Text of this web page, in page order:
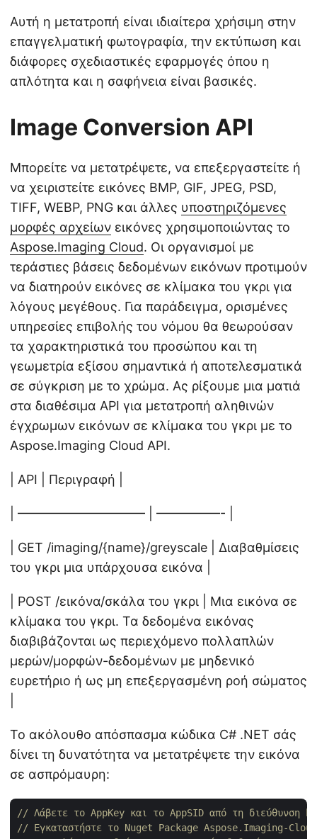
Αυτή η μετατροπή είναι ιδιαίτερα χρήσιμη στην
επαγγελματική φωτογραφία, την εκτύπωση και
διάφορες σχεδιαστικές εφαρμογές όπου η
απλότητα και η σαφήνεια είναι βασικές.
Image Conversion API
Μπορείτε να μετατρέψετε, να επεξεργαστείτε ή
να χειριστείτε εικόνες BMP, GIF, JPEG, PSD,
TIFF, WEBP, PNG και άλλες υποστηριζόμενες
μορφές αρχείων εικόνες χρησιμοποιώντας το
Aspose.Imaging Cloud. Οι οργανισμοί με
τεράστιες βάσεις δεδομένων εικόνων προτιμούν
να διατηρούν εικόνες σε κλίμακα του γκρι για
λόγους μεγέθους. Για παράδειγμα, ορισμένες
υπηρεσίες επιβολής του νόμου θα θεωρούσαν
τα χαρακτηριστικά του προσώπου και τη
γεωμετρία εξίσου σημαντικά ή αποτελεσματικά
σε σύγκριση με το χρώμα. Ας ρίξουμε μια ματιά
στα διαθέσιμα API για μετατροπή αληθινών
έγχρωμων εικόνων σε κλίμακα του γκρι με το
Aspose.Imaging Cloud API.
| API | Περιγραφή |
| —————————— | —————- |
| GET /imaging/{name}/greyscale | Διαβαθμίσεις
του γκρι μια υπάρχουσα εικόνα |
| POST /εικόνα/σκάλα του γκρι | Μια εικόνα σε
κλίμακα του γκρι. Τα δεδομένα εικόνας
διαβιβάζονται ως περιεχόμενο πολλαπλών
μερών/μορφών-δεδομένων με μηδενικό
ευρετήριο ή ως μη επεξεργασμένη ροή σώματος
Το ακόλουθο απόσπασμα κώδικα C# .NET σάς
δίνει τη δυνατότητα να μετατρέψετε την εικόνα
σε ασπρόμαυρη:
// Λάβετε το AppKey και το AppSID από τη
// Εγκαταστήστε το Nuget Package Aspose.Imaging-Cloud